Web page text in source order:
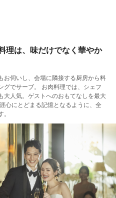
理は、味だけでなく華やか
お伺いし、会場に隣接する厨房から料
グでサーブ。 お肉料理では、シェフ
大人気。ゲストへのおもてなしを最大
心にとどまる記憶となるように、全